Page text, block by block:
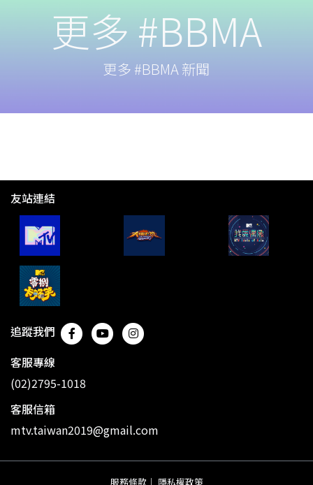
更多 #BBMA
更多 #BBMA 新聞
友站連結
追蹤我們
客服專線
(02)2795-1018
客服信箱
mtv.taiwan2019@gmail.com
服務條款 ｜ 隱私權政策